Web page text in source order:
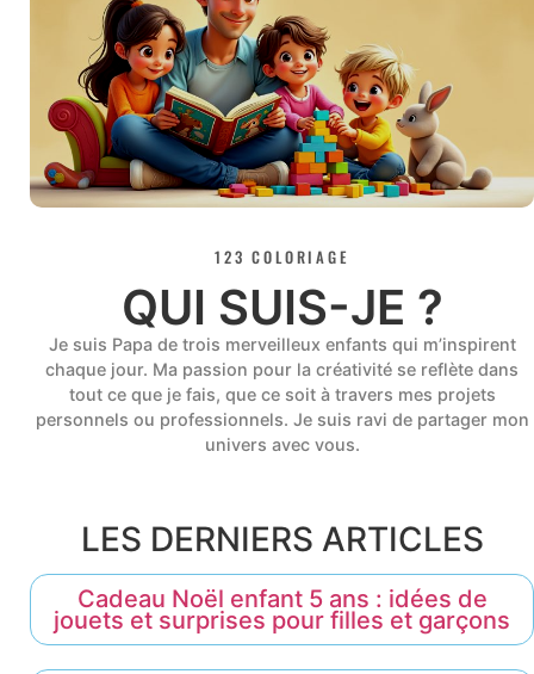
123 COLORIAGE
QUI SUIS-JE ?
Je suis Papa de trois merveilleux enfants qui m’inspirent
chaque jour. Ma passion pour la créativité se reflète dans
tout ce que je fais, que ce soit à travers mes projets
personnels ou professionnels. Je suis ravi de partager mon
univers avec vous.
LES DERNIERS ARTICLES
Cadeau Noël enfant 5 ans : idées de
jouets et surprises pour filles et garçons